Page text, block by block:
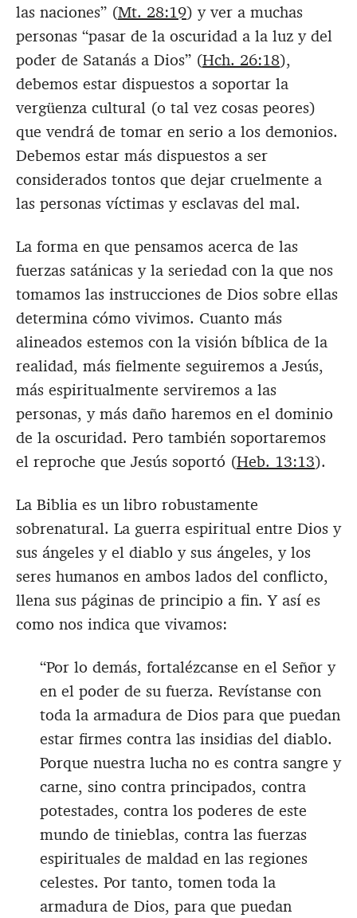
las naciones” (Mt. 28:19) y ver a muchas
personas “pasar de la oscuridad a la luz y del
poder de Satanás a Dios” (Hch. 26:18),
debemos estar dispuestos a soportar la
vergüenza cultural (o tal vez cosas peores)
que vendrá de tomar en serio a los demonios.
Debemos estar más dispuestos a ser
considerados tontos que dejar cruelmente a
las personas víctimas y esclavas del mal.
La forma en que pensamos acerca de las
fuerzas satánicas y la seriedad con la que nos
tomamos las instrucciones de Dios sobre ellas
determina cómo vivimos. Cuanto más
alineados estemos con la visión bíblica de la
realidad, más fielmente seguiremos a Jesús,
más espiritualmente serviremos a las
personas, y más daño haremos en el dominio
de la oscuridad. Pero también soportaremos
el reproche que Jesús soportó (Heb. 13:13).
La Biblia es un libro robustamente
sobrenatural. La guerra espiritual entre Dios y
sus ángeles y el diablo y sus ángeles, y los
seres humanos en ambos lados del conflicto,
llena sus páginas de principio a fin. Y así es
como nos indica que vivamos:
“Por lo demás, fortalézcanse en el Señor y
en el poder de su fuerza. Revístanse con
toda la armadura de Dios para que puedan
estar firmes contra las insidias del diablo.
Porque nuestra lucha no es contra sangre y
carne, sino contra principados, contra
potestades, contra los poderes de este
mundo de tinieblas, contra las fuerzas
espirituales de maldad en las regiones
celestes. Por tanto, tomen toda la
armadura de Dios, para que puedan